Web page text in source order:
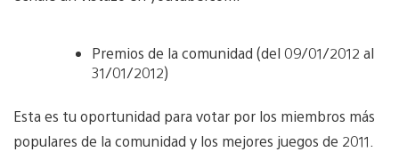
Premios de la comunidad (del 09/01/2012 al
31/01/2012)
Esta es tu oportunidad para votar por los miembros más
populares de la comunidad y los mejores juegos de 2011.